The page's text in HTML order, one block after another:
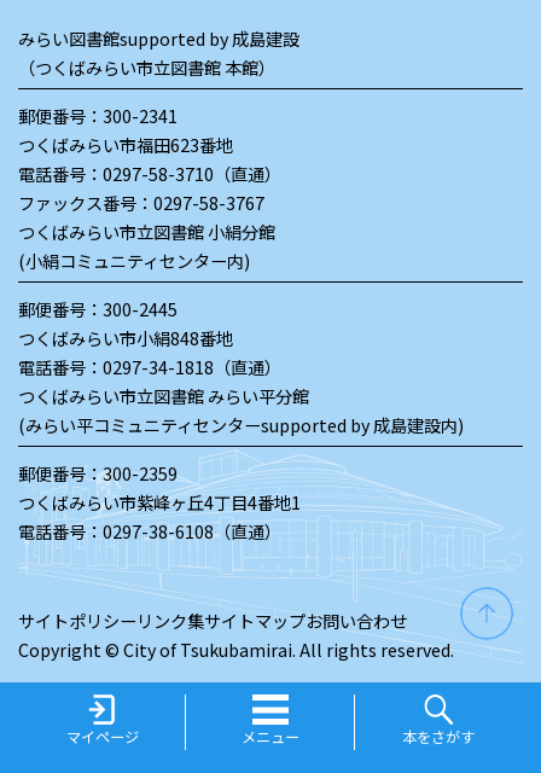
マイページ メニュー 本をさがす
みらい図書館supported by 成島建設
（つくばみらい市立図書館 本館）
郵便番号：300-2341
つくばみらい市福田623番地
電話番号： 0297-58-3710（直通）
ファックス番号：0297-58-3767
つくばみらい市立図書館 小絹分館
(小絹コミュニティセンター内)
郵便番号：300-2445
つくばみらい市小絹848番地
電話番号： 0297-34-1818（直通）
つくばみらい市立図書館 みらい平分館
(みらい平コミュニティセンターsupported by 成島建設内)
郵便番号：300-2359
つくばみらい市紫峰ヶ丘4丁目4番地1
電話番号： 0297-38-6108（直通）
サイトポリシーリンク集サイトマップお問い合わせ
Copyright © City of Tsukubamirai. All rights reserved.